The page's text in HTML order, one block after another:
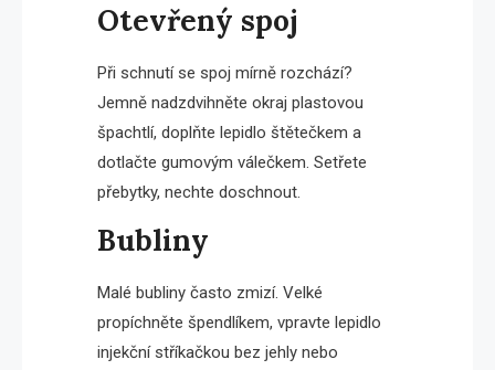
Otevřený spoj
Při schnutí se spoj mírně rozchází?
Jemně nadzdvihněte okraj plastovou
špachtlí, doplňte lepidlo štětečkem a
dotlačte gumovým válečkem. Setřete
přebytky, nechte doschnout.
Bubliny
Malé bubliny často zmizí. Velké
propíchněte špendlíkem, vpravte lepidlo
injekční stříkačkou bez jehly nebo